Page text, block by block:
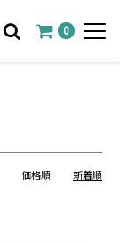
0
価格順 新着順